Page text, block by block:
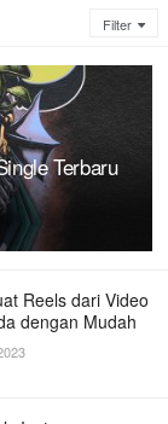
Filter
Terbaru
Reels dari Video
dengan Mudah